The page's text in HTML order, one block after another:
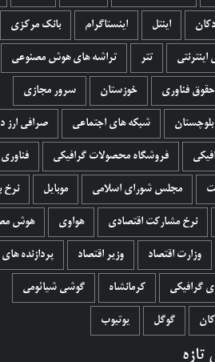
اینتل اینستاگرام بانک مرکزی
تتر تراشه های هوش مصنوعی
حقوق فناوری خوزستان سرور مجازی
شبکه های اجتماعی صرافی ارز
فروشگاه محصولات گرافيکی فناوری
مجلس شورای اسلامی موبایل نرخ
نرخ مشارکت اقتصادی هواوی هوش
وزارت اقتصاد وزیر اقتصاد پردازنده های
گرافیکی کرمانشاه گوشی شیائومی
گوگل یوتیوب
تازه